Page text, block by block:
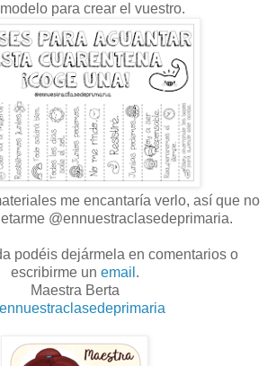
para crear el vuestro.
me encantaría verlo, así que no
@ennuestraclasedeprimaria.
podéis dejármela en comentarios o
escribirme un email .
Maestra Berta